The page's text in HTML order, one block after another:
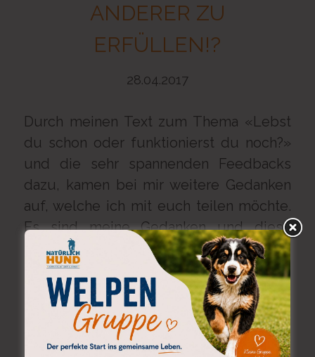
ANDERER ZU
ERFÜLLEN!?
28.04.2017
Durch meinen Text zum Thema «Lebst
du schon oder funktionierst du noch?»
und die sehr spannenden Feedbacks
dazu, kamen bei mir weitere Gedanken
auf, welche ich mit euch teilen möchte.
Es sind meine Gedanken und diese
möchte ich auch niemanden aufzwingen
und somit zum «funktionieren» bringen,
vielmehr würde es mich sehr freuen,
wenn ich mit diesem Text / Bericht zu
eigenen Gedanken anregen könnte.